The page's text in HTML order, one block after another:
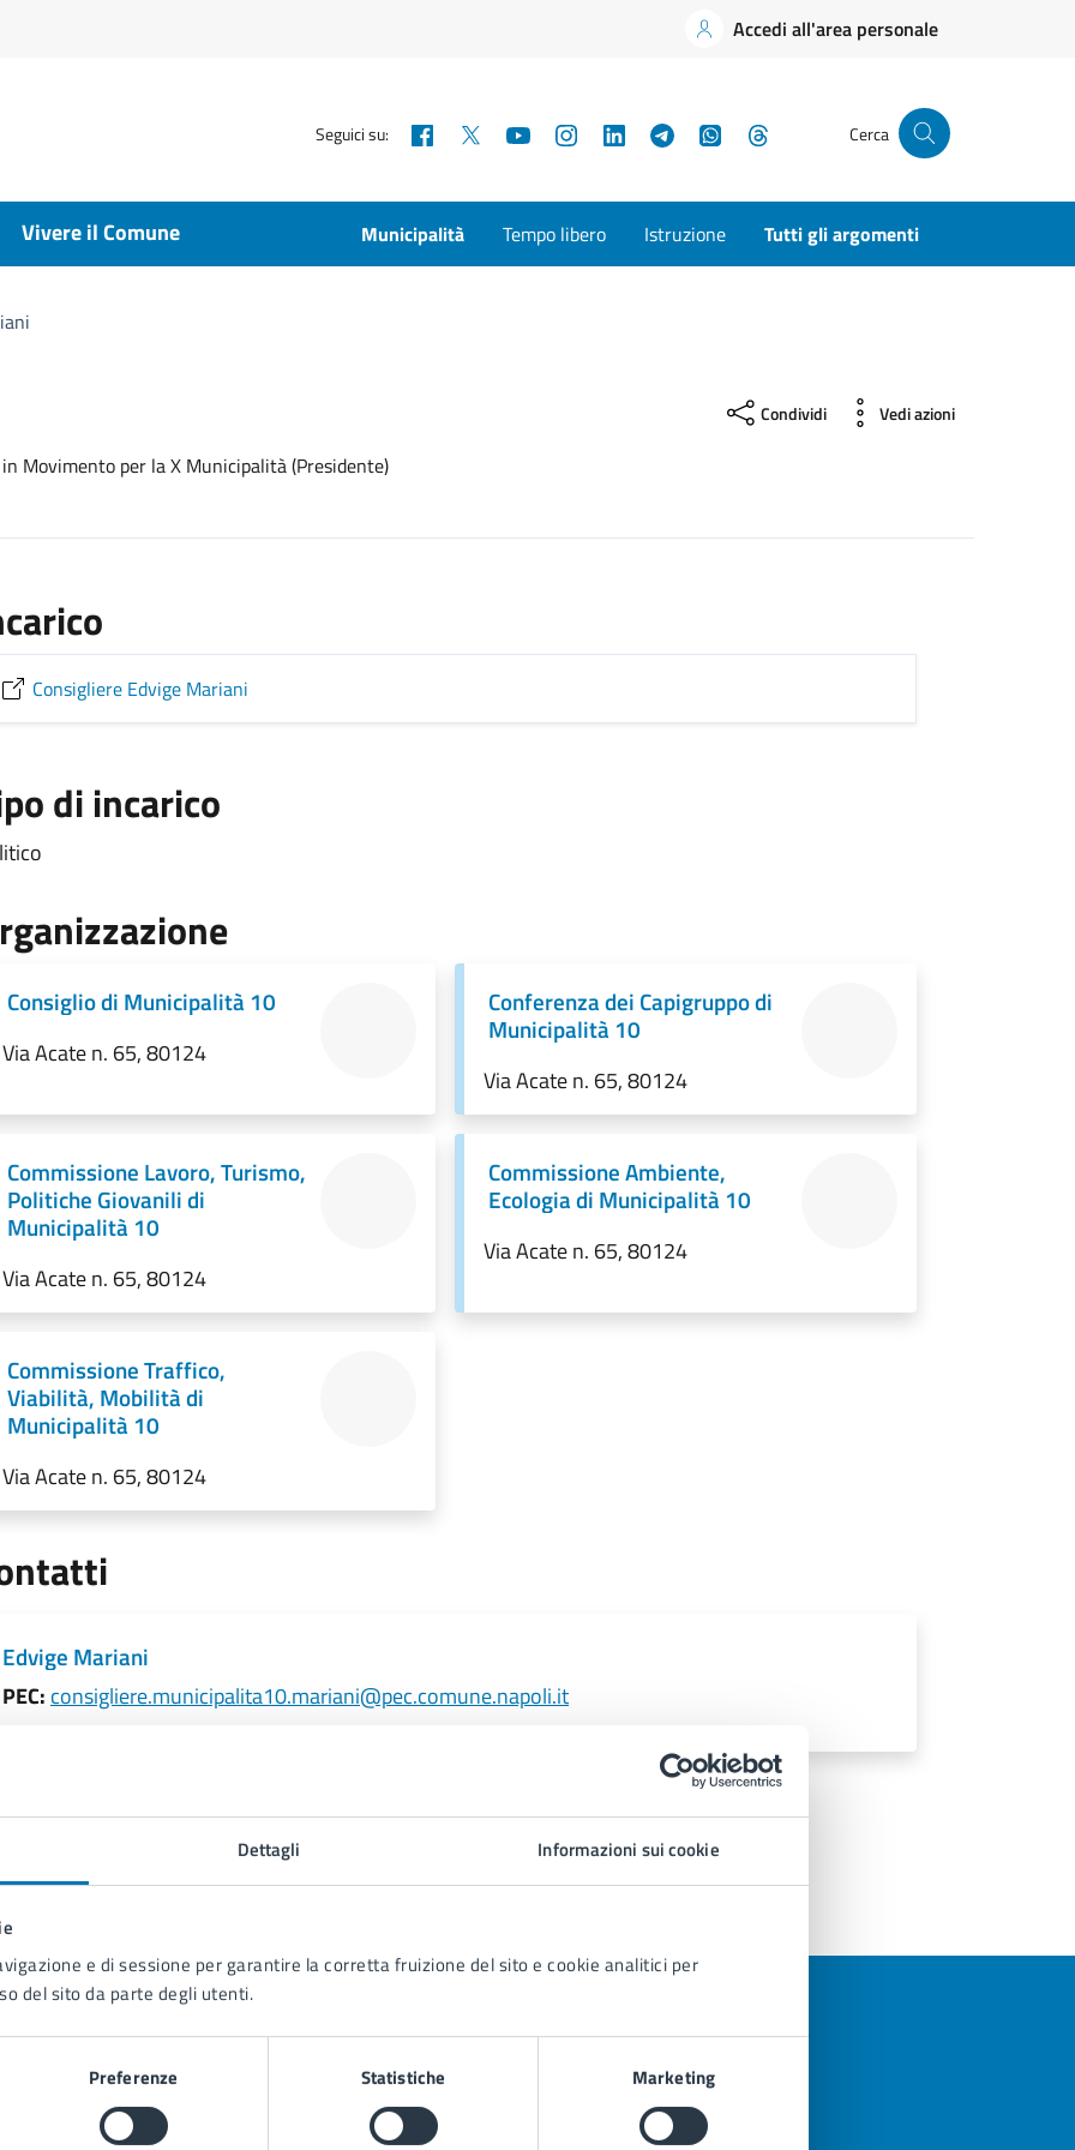
Dettagli Informazioni sui cookie
e di sessione per garantire la corretta fruizione del sito e cookie analitici per
del sito da parte degli utenti.
Preferenze Statistiche Marketing
Accedi all'area personale
Seguici su: Facebook YouTubeInstagramLinkedInTelegramWhatsApp Cerca
Vivere il Comune Municipalità Tempo libero Istruzione Tutti gli argomenti
Movimento per la X Municipalità (Presidente)
Condividi Vedi azioni
Consigliere Edvige Mariani
di incarico
Consiglio di Municipalità 10
Via Acate n. 65, 80124
Conferenza dei Capigruppo di
Municipalità 10
Via Acate n. 65, 80124
Commissione Lavoro, Turismo,
Politiche Giovanili di
Municipalità 10
Via Acate n. 65, 80124
Commissione Ambiente,
Ecologia di Municipalità 10
Via Acate n. 65, 80124
Commissione Traffico,
Viabilità, Mobilità di
Municipalità 10
Via Acate n. 65, 80124
Edvige Mariani
PEC: consigliere.municipalita10.mariani@pec.comune.napoli.it
sono chiare le informazioni su questa